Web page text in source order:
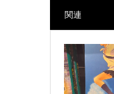
関連